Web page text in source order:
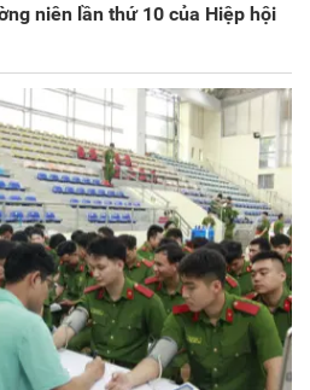
niên lần thứ 10 của Hiệp hội